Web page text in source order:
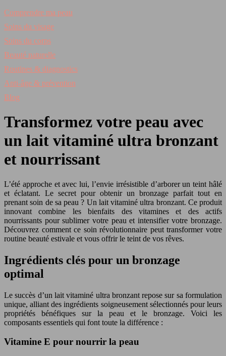
Comprendre ma peau
Soins du visage
Soins du corps
Beauté naturelle
Routines & diagnostics
Anti‑âge & prévention
Blog
Transformez votre peau avec
un lait vitaminé ultra bronzant
et nourrissant
L’été approche et avec lui, l’envie irrésistible d’arborer un teint hâlé
et éclatant. Le secret pour obtenir un bronzage parfait tout en
prenant soin de sa peau ? Un lait vitaminé ultra bronzant. Ce produit
innovant combine les bienfaits des vitamines et des actifs
nourrissants pour sublimer votre peau et intensifier votre bronzage.
Découvrez comment ce soin révolutionnaire peut transformer votre
routine beauté estivale et vous offrir le teint de vos rêves.
Ingrédients clés pour un bronzage
optimal
Le succès d’un lait vitaminé ultra bronzant repose sur sa formulation
unique, alliant des ingrédients soigneusement sélectionnés pour leurs
propriétés bénéfiques sur la peau et le bronzage. Voici les
composants essentiels qui font toute la différence :
Vitamine E pour nourrir la peau